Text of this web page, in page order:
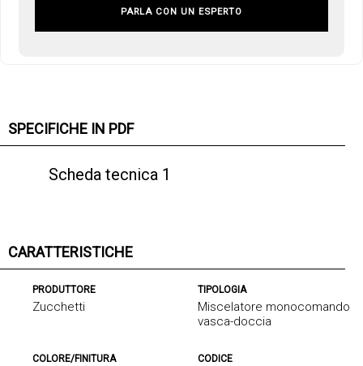
PARLA CON UN ESPERTO
SPECIFICHE IN PDF
Scheda tecnica 1
CARATTERISTICHE
PRODUTTORE
Zucchetti
TIPOLOGIA
Miscelatore monocomando
vasca-doccia
COLORE/FINITURA CODICE